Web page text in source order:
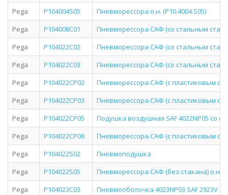
Pega
P104004S05
Пневморессора о.н. (P10.4004.S05)
Pega
P104008C01
Пневморессора САФ (со стальным
Pega
P104022C02
Пневморессора САФ (со стальным
Pega
P104022C03
Пневморессора САФ (со стальным
Pega
P104022CP02
Пневморессора САФ (с пластиковым
Pega
P104022CP03
Пневморессора САФ (с пластиковым
Pega
P104022CP05
Подушка воздушная SAF 4022NP05 со
Pega
P104022CP06
Пневморессора САФ (с пластиковым
Pega
P104022S02
Пневмоподушка
Pega
P104022S05
Пневморессора САФ (без стакана) о.н.
Pega
P104023C03 Пневмооболочка 4023NP03 SAF 2923V